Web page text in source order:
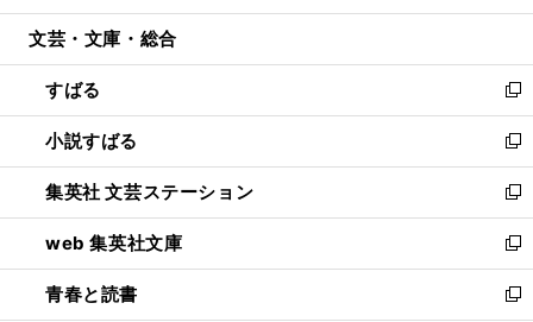
開
ウ
開
く
ン
ウ
で
開
く
ウ
ン
ド
ウ
で
開
く
文芸・文庫・総合
すばる
新
し
い
ウ
ィ
ン
ド
ウ
で
小説すばる
新
し
い
ウ
ィ
ン
ド
集英社 文芸ステーション
新
し
い
ウ
ィ
web 集英社文庫
新
し
い
青春と読書
新